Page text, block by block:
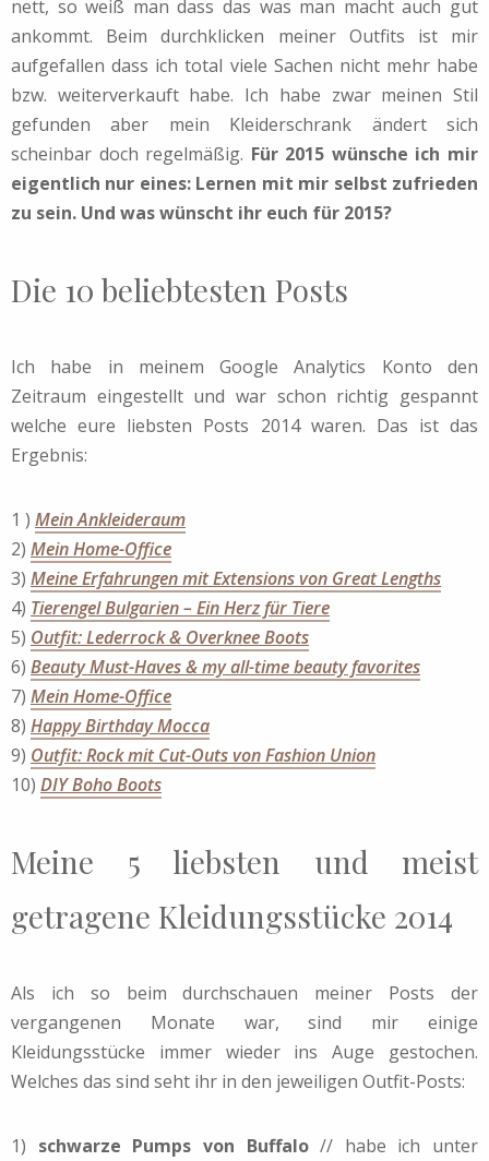
nett, so weiß man dass das was man macht auch gut
ankommt. Beim durchklicken meiner Outfits ist mir
aufgefallen dass ich total viele Sachen nicht mehr habe
bzw. weiterverkauft habe. Ich habe zwar meinen Stil
gefunden aber mein Kleiderschrank ändert sich
scheinbar doch regelmäßig. Für 2015 wünsche ich mir
eigentlich nur eines: Lernen mit mir selbst zufrieden
zu sein. Und was wünscht ihr euch für 2015?
Die 10 beliebtesten Posts
Ich habe in meinem Google Analytics Konto den
Zeitraum eingestellt und war schon richtig gespannt
welche eure liebsten Posts 2014 waren. Das ist das
Ergebnis:
1 ) Mein Ankleideraum
2) Mein Home-Office
3) Meine Erfahrungen mit Extensions von Great Lengths
4) Tierengel Bulgarien – Ein Herz für Tiere
5) Outfit: Lederrock & Overknee Boots
6) Beauty Must-Haves & my all-time beauty favorites
7) Mein Home-Office
8) Happy Birthday Mocca
9) Outfit: Rock mit Cut-Outs von Fashion Union
10) DIY Boho Boots
Meine 5 liebsten und meist
getragene Kleidungsstücke 2014
Als ich so beim durchschauen meiner Posts der
vergangenen Monate war, sind mir einige
Kleidungsstücke immer wieder ins Auge gestochen.
Welches das sind seht ihr in den jeweiligen Outfit-Posts:
1) schwarze Pumps von Buffalo// habe ich unter